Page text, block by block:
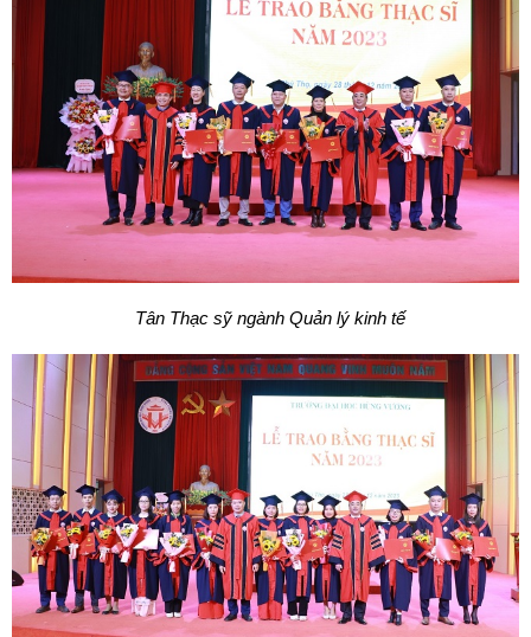
Tân Thạc sỹ ngành Quản lý kinh tế